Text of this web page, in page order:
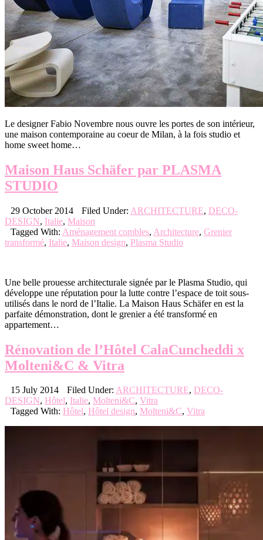
Le designer Fabio Novembre nous ouvre les portes de son intérieur,
une maison contemporaine au coeur de Milan, à la fois studio et
home sweet home…
Maison Haus Schäfer par PLASMA
STUDIO
29 October 2014 Filed Under: ARCHITECTURE, DECO-
DESIGN, Italie, Maison
Tagged With: Aménagement combles, Architecture, Grenier
transformé, Italie, Maison design, Plasma Studio
Une belle prouesse architecturale signée par le Plasma Studio, qui
développe une réputation pour la lutte contre l’espace de toit sous-
utilisés dans le nord de l’Italie. La Maison Haus Schäfer en est la
parfaite démonstration, dont le grenier a été transformé en
appartement…
Rénovation de l’Hôtel CalaCuncheddi x
Molteni&C & Vitra
15 July 2014 Filed Under: ARCHITECTURE, DECO-
DESIGN, Hôtel, Italie, Molteni&C, Vitra
Tagged With: Hôtel, Hôtel design, Molteni&C, Vitra